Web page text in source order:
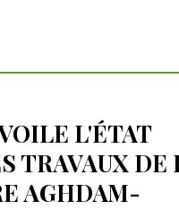
L'ÉTAT
TRAVAUX DE
AGHDAM-